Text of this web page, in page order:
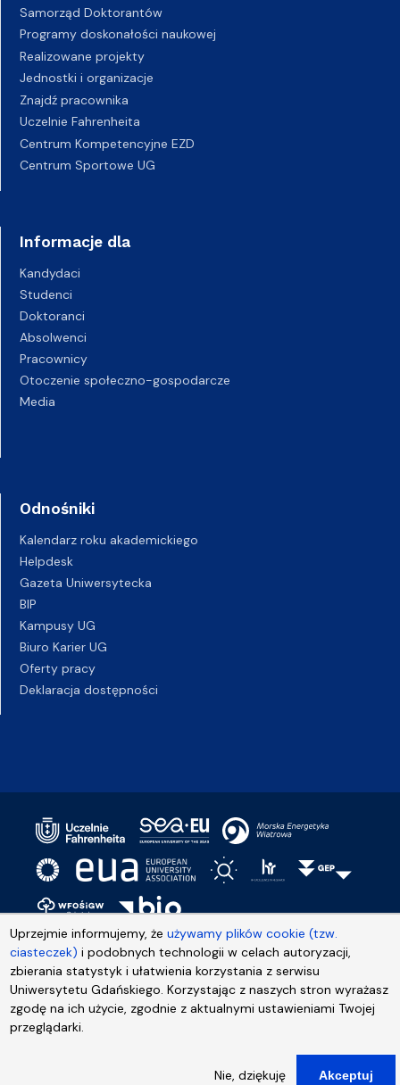
Uprzejmie informujemy, żeużywamy plików cookie (tzw.
ciasteczek) i podobnych technologii w celach autoryzacji,
zbierania statystyk i ułatwienia korzystania z serwisu
Uniwersytetu Gdańskiego. Korzystając z naszych stron wyrażasz
zgodę na ich użycie, zgodnie z aktualnymi ustawieniami Twojej
przeglądarki.
Nie, dziękuję Akceptuj
Samorząd Doktorantów
Programy doskonałości naukowej
Realizowane projekty
Jednostki i organizacje
Znajdź pracownika
Uczelnie Fahrenheita
Centrum Kompetencyjne EZD
Centrum Sportowe UG
Informacje dla
Kandydaci
Studenci
Doktoranci
Absolwenci
Pracownicy
Otoczenie społeczno-gospodarcze
Media
Odnośniki
Kalendarz roku akademickiego
Helpdesk
Gazeta Uniwersytecka
BIP
Kampusy UG
Biuro Karier UG
Oferty pracy
Deklaracja dostępności